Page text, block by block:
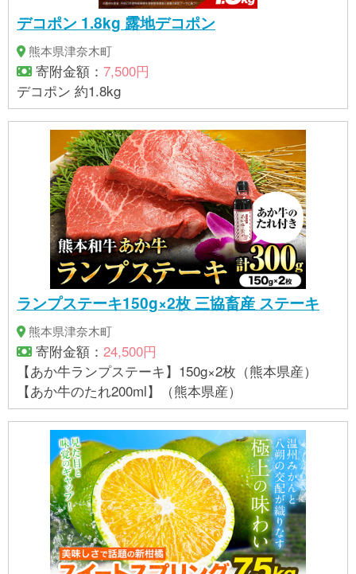
デコポン 1.8kg 露地デコポン
熊本県津奈木町
寄附金額： 7,500円
デコポン 約1.8kg
ランプステーキ150g×2枚 三協畜産 ステーキ
熊本県津奈木町
寄附金額： 24,500円
【あか牛ランプステーキ】150g×2枚（熊本県産）
【あか牛のたれ200ml】（熊本県産）